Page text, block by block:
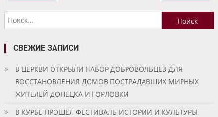
по
записям
Найти:
СВЕЖИЕ ЗАПИСИ
В ЦЕРКВИ ОТКРЫЛИ НАБОР ДОБРОВОЛЬЦЕВ ДЛЯ
ВОССТАНОВЛЕНИЯ ДОМОВ ПОСТРАДАВШИХ МИРНЫХ
ЖИТЕЛЕЙ ДОНЕЦКА И ГОРЛОВКИ
В КУРБЕ ПРОШЕЛ ФЕСТИВАЛЬ ИСТОРИИ И КУЛЬТУРЫ